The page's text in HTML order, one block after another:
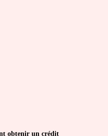
obtenir un crédit